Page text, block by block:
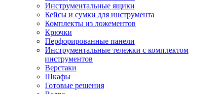
Инструментальные ящики
Кейсы и сумки для инструмента
Комплекты из ложементов
Крючки
Перфорированные панели
Инструментальные тележки с комплектом
инструментов
Верстаки
Шкафы
Готовые решения